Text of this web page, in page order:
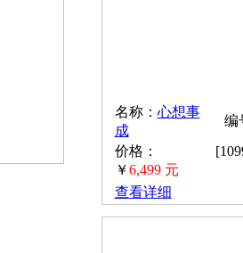
名称： 心想事
成
编
价格：
￥6,499 元
查看详细